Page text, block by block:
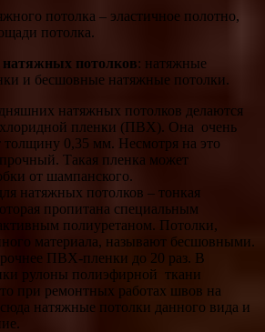
потолка – эластичное полотно,
потолка.
натяжных потолков: натяжные
и бесшовные натяжные потолки.
натяжных потолков делаются
пленки (ПВХ). Она очень
толщину 0,35 мм. Несмотря на это
Такая пленка может
от шампанского.
натяжных потолков – тонкая
пропитана специальным
полиуретаном. Потолки,
материала, называют бесшовными.
ПВХ-пленки до 20 раз. В
рулоны полиэфирной ткани
при ремонтных работах швов на
натяжные потолки данного вида и